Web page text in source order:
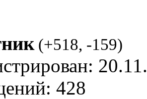
(+518, -159)
428